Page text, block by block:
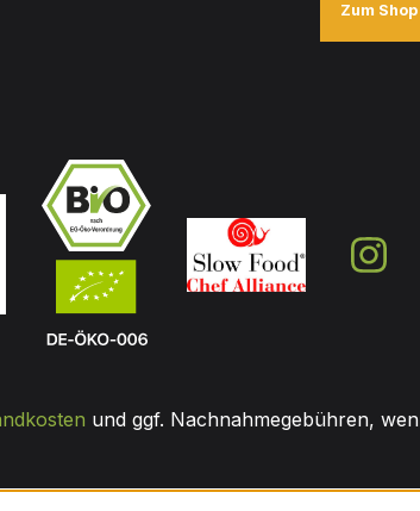
Zum Shop
und ggf. Nachnahmegebühren,